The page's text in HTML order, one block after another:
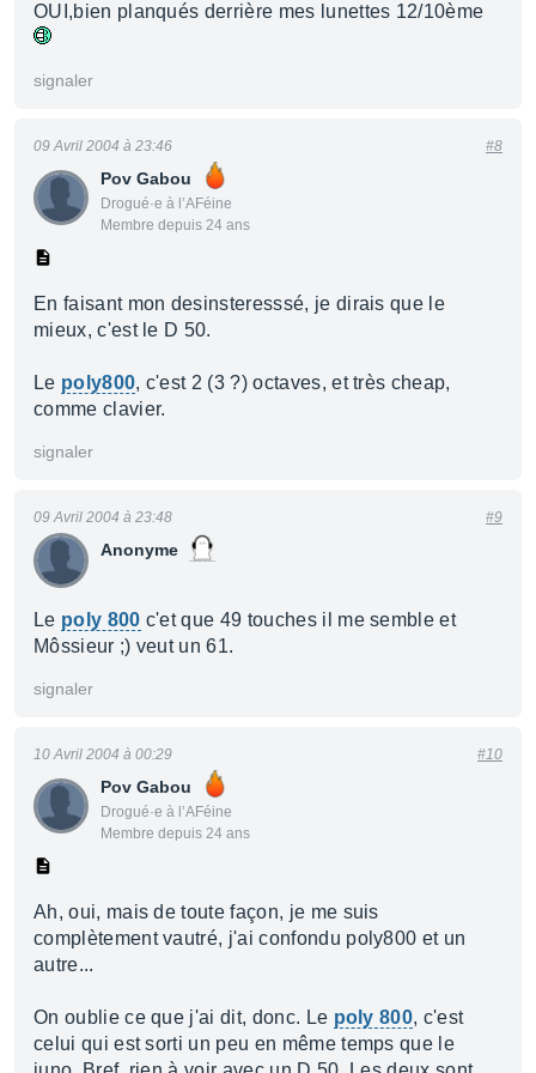
OUI,bien planqués derrière mes lunettes 12/10ème
signaler
Pov Gabou
Drogué·e à l’AFéine
Membre depuis 24 ans
09 Avril 2004 à 23:46 #8
En faisant mon desinsteresssé, je dirais que le
mieux, c'est le D 50.
Le poly800, c'est 2 (3 ?) octaves, et très cheap,
comme clavier.
signaler
Anonyme
09 Avril 2004 à 23:48 #9
Le poly 800 c'et que 49 touches il me semble et
Môssieur ;) veut un 61.
signaler
Pov Gabou
Drogué·e à l’AFéine
Membre depuis 24 ans
10 Avril 2004 à 00:29 #10
Ah, oui, mais de toute façon, je me suis
complètement vautré, j'ai confondu poly800 et un
autre...
On oublie ce que j'ai dit, donc. Le poly 800, c'est
celui qui est sorti un peu en même temps que le